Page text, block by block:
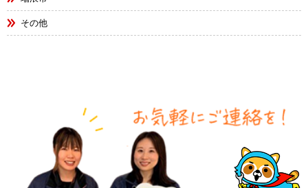
その他